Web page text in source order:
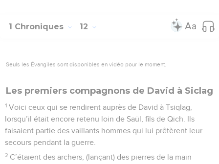
1 Chroniques 12
Seuls les Évangiles sont disponibles en vidéo pour le moment.
Les premiers compagnons de David à Siclag
1 Voici ceux qui se rendirent auprès de David à Tsiqlag,
lorsqu’il était encore retenu loin de Saül, fils de Qich. Ils
faisaient partie des vaillants hommes qui lui prêtèrent leur
secours pendant la guerre.
2 C’étaient des archers, (lançant) des pierres de la main